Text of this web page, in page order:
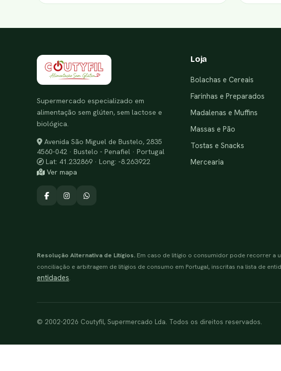
Supermercado especializado em
alimentação sem glúten, sem lactose e
biológica.
Avenida São Miguel de Bustelo, 2835
4560-042 · Bustelo - Penafiel · Portugal
Lat: 41.232869 · Long: -8.263922
Ver mapa
Loja
Bolachas e Cereais
Farinhas e Preparados
Madalenas e Muffins
Massas e Pão
Tostas e Snacks
Mercearia
Resolução Alternativa de Litígios. Em caso de litígio o consumidor pode recorrer a
conciliação e arbitragem de litígios de consumo em Portugal, inscritas na lista de
entidades.
© 2002-2026 Coutyfil, Supermercado Lda. Todos os direitos reservados.